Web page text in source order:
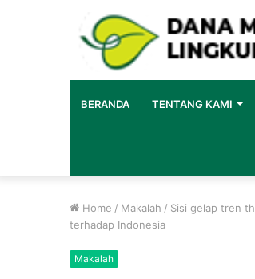
BERANDA TENTANG KAMI
Home / Makalah / Sisi gelap tren
terhadap Indonesia
Makalah